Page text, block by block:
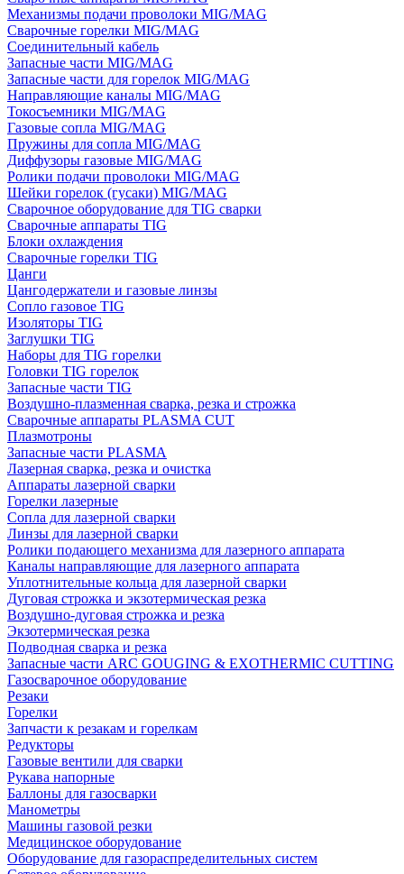
Механизмы подачи проволоки MIG/MAG
Сварочные горелки MIG/MAG
Соединительный кабель
Запасные части MIG/MAG
Запасные части для горелок MIG/MAG
Направляющие каналы MIG/MAG
Токосъемники MIG/MAG
Газовые сопла MIG/MAG
Пружины для сопла MIG/MAG
Диффузоры газовые MIG/MAG
Ролики подачи проволоки MIG/MAG
Шейки горелок (гусаки) MIG/MAG
Сварочное оборудование для TIG сварки
Сварочные аппараты TIG
Блоки охлаждения
Сварочные горелки TIG
Цанги
Цангодержатели и газовые линзы
Сопло газовое TIG
Изоляторы TIG
Заглушки TIG
Наборы для TIG горелки
Головки TIG горелок
Запасные части TIG
Воздушно-плазменная сварка, резка и строжка
Сварочные аппараты PLASMA CUT
Плазмотроны
Запасные части PLASMA
Лазерная сварка, резка и очистка
Аппараты лазерной сварки
Горелки лазерные
Сопла для лазерной сварки
Линзы для лазерной сварки
Ролики подающего механизма для лазерного аппарата
Каналы направляющие для лазерного аппарата
Уплотнительные кольца для лазерной сварки
Дуговая строжка и экзотермическая резка
Воздушно-дуговая строжка и резка
Экзотермическая резка
Подводная сварка и резка
Запасные части ARC GOUGING & EXOTHERMIC CUTTING
Газосварочное оборудование
Резаки
Горелки
Запчасти к резакам и горелкам
Редукторы
Газовые вентили для сварки
Рукава напорные
Баллоны для газосварки
Манометры
Машины газовой резки
Медицинское оборудование
Оборудование для газораспределительных систем